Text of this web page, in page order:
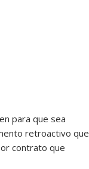
para que sea
retroactivo que
contrato que